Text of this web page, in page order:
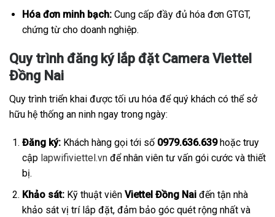
Hóa đơn minh bạch:Cung cấp đầy đủ hóa đơn GTGT,
chứng từ cho doanh nghiệp.
Quy trình đăng ký lắp đặt Camera Viettel
Đồng Nai
Quy trình triển khai được tối ưu hóa để quý khách có thể sở
hữu hệ thống an ninh ngay trong ngày:
Đăng ký:Khách hàng gọi tới số 0979.636.639hoặc truy
cập lapwifiviettel.vnđể nhân viên tư vấn gói cước và thiết
bị.
Khảo sát:Kỹ thuật viên Viettel Đồng Naiđến tận nhà
khảo sát vị trí lắp đặt, đảm bảo góc quét rộng nhất và